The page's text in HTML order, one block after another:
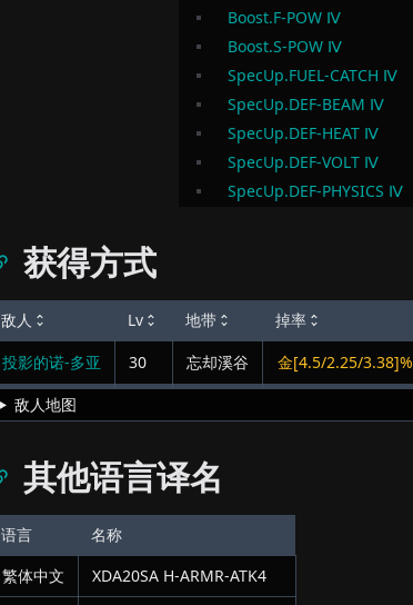
Boost.F-POW Ⅳ
Boost.S-POW Ⅳ
SpecUp.FUEL-CATCH Ⅳ
SpecUp.DEF-BEAM Ⅳ
SpecUp.DEF-HEAT Ⅳ
SpecUp.DEF-VOLT Ⅳ
SpecUp.DEF-PHYSICS Ⅳ
获得方式
敌人 Lv 地带 掉率
投影的诺-多亚
30 忘却溪谷 金[4.5/2.25/3.38]%
敌人地图
其他语言译名
语言
名称
繁体中文
XDA20SA H-ARMR-ATK4